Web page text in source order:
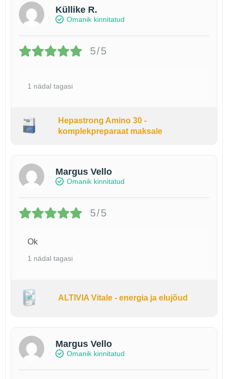
Küllike R.
Omanik kinnitatud
5/5
1 nädal tagasi
Hepastrong Amino 30 -
komplekpreparaat maksale
Margus Vello
Omanik kinnitatud
5/5
Ok
1 nädal tagasi
ALTIVIA Vitale - energia ja elujõud
Margus Vello
Omanik kinnitatud